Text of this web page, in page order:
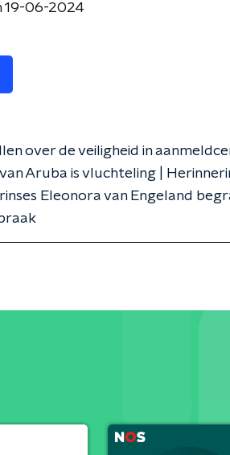
19-06-2024
over de veiligheid in
Aruba is vluchteling |
Eleonora van Engeland